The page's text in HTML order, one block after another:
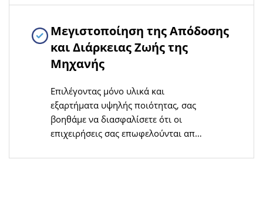
κατασκευαστεί από εμάς,
προϊόντων και τα πλεονεκτήματα
ελέγχου του κόστους
Μεγιστοποίηση της Απόδοσης
και Διάρκειας Ζωής της
Μηχανής
Επιλέγοντας μόνο υλικά και
εξαρτήματα υψηλής ποιότητας, σας
βοηθάμε να διασφαλίσετε ότι οι
επιχειρήσεις σας επωφελούνται από
ανθεκτικά, ελαχιστοποιώντας τους